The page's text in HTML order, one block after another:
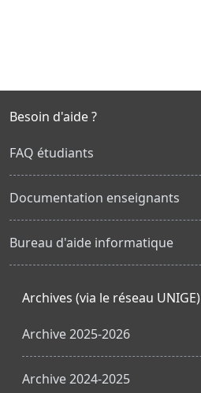
Besoin d'aide ?
FAQ étudiants
Documentation enseignants
Bureau d'aide informatique
Archives (via le réseau UNIGE)
Archive 2025-2026
Archive 2024-2025